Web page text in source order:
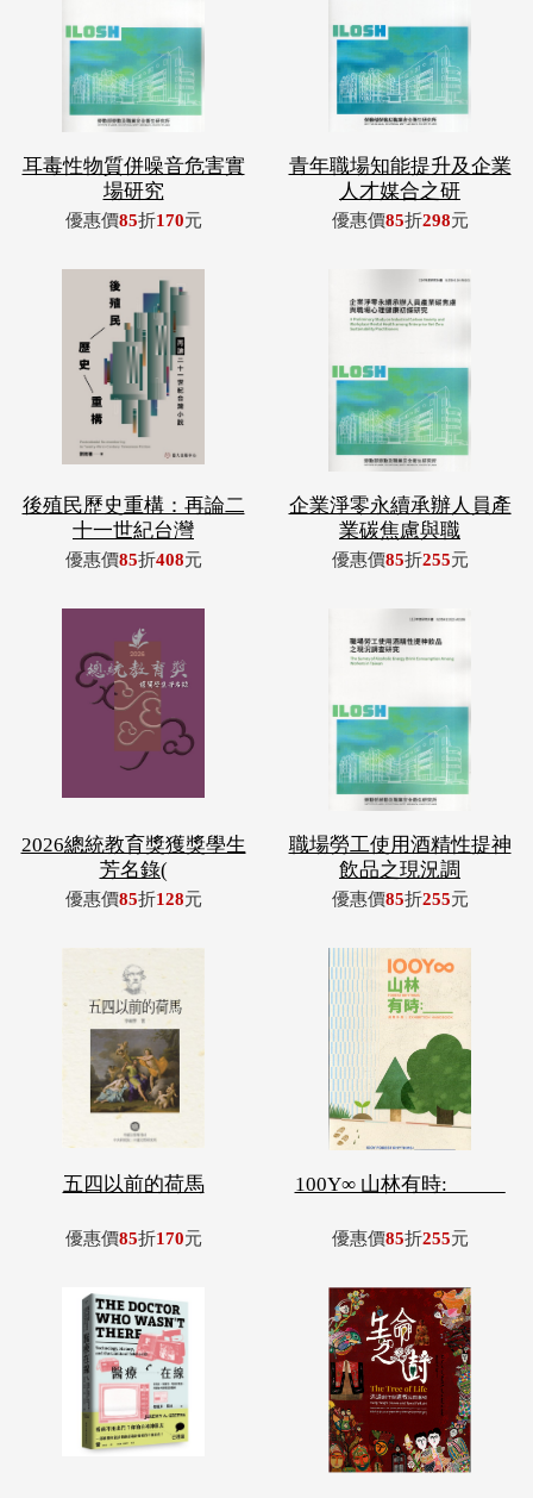
耳毒性物質併噪音危害實
場研究
優惠價85折170元
青年職場知能提升及企業
人才媒合之研
優惠價85折298元
後殖民歷史重構：再論二
十一世紀台灣
優惠價85折408元
企業淨零永續承辦人員產
業碳焦慮與職
優惠價85折255元
2026總統教育獎獲獎學生
芳名錄(
優惠價85折128元
職場勞工使用酒精性提神
飲品之現況調
優惠價85折255元
五四以前的荷馬
優惠價85折170元
100Y∞ 山林有時: _____
優惠價85折255元